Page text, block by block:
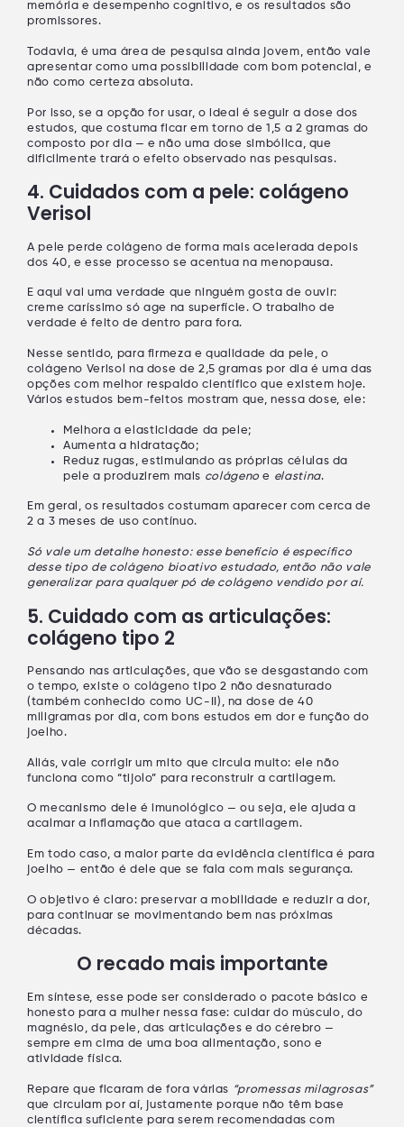
memória e desempenho cognitivo, e os resultados são
promissores.
Todavia, é uma área de pesquisa ainda jovem, então vale
apresentar como uma possibilidade com bom potencial , e
não como certeza absoluta.
Por isso, se a opção for usar, o ideal é seguir a dose dos
estudos, que costuma ficar em torno de 1,5 a 2 gramas do
composto por dia — e não uma dose simbólica, que
dificilmente trará o efeito observado nas pesquisas.
4. Cuidados com a pele: colágeno
Verisol
A pele perde colágeno de forma mais acelerada depois
dos 40, e esse processo se acentua namenopausa.
E aqui vai uma verdade que ninguém gosta de ouvir:
creme caríssimo só age na superfície . O trabalho de
verdade é feitode dentro para fora.
Nesse sentido, para firmeza e qualidade da pele , o
colágeno Verisol
na dose de 2,5 gramas por dia é uma das
opções commelhor respaldo científico que existem hoje.
Vários estudos bem-feitos mostram que, nessa dose, ele:
Melhora a elasticidade da pele;
Aumenta a hidratação;
Reduz rugas, estimulando as próprias células da
pele a produzirem mais colágeno e elastina.
Em geral, os resultados costumam aparecer com cerca de
2 a 3 meses de uso contínuo.
Só vale um detalhe honesto: esse benefício é específico
desse tipo de colágeno bioativo estudado, então não vale
generalizarpara qualquer pó de colágeno vendido por aí.
5. Cuidado com as articulações:
colágeno tipo 2
Pensando nas articulações, que vão se desgastando com
o tempo, existe o colágeno tipo 2 não desnaturado
(também conhecido como UC-II ), na dose de 40
miligramas por dia, com bons estudos em dor e função do
joelho.
Aliás, vale corrigir um mito que circula muito: elenão
funciona como “tijolo” para reconstruir a cartilagem.
O mecanismo dele é imunológico — ou seja, ele ajuda a
acalmar a inflamação que ataca a cartilagem.
Em todo caso, a maior parte da evidência científica é para
joelho — então é dele que se fala com mais segurança.
O objetivo é claro: preservar a mobilidade e reduzir a dor,
para continuar se movimentando bem nas próximas
décadas.
O recado mais importante
Em síntese, esse pode ser considerado o pacote básico e
honesto para a mulher nessa fase: cuidar domúsculo, do
magnésio, dapele , das articulações e docérebro —
sempre em cima de uma boa alimentação, sono e
atividade física.
Repare que ficaram de fora várias “promessas milagrosas”
que circulam por aí, justamente porque não têm base
científica suficiente para serem recomendadas com